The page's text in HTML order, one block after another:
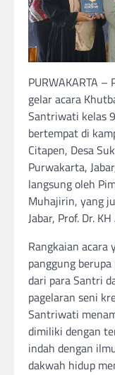
PURWAKARTA
gelar acara
Santriwati kelas
bertempat di
Citapen, Desa
Purwakarta,
langsung oleh
Muhajirin, yang
Jabar, Prof. Dr.
Rangkaian acara
panggung
dari para Santri
pagelaran seni
Santriwati
dimiliki dengan
indah dengan
dakwah hidup